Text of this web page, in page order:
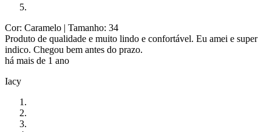
Cor: Caramelo | Tamanho: 34
Produto de qualidade e muito lindo e confortável. Eu amei e super
indico. Chegou bem antes do prazo.
há mais de 1 ano
Iacy